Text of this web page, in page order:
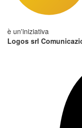
è un'iniziativa
Logos srl